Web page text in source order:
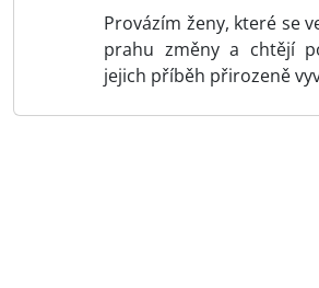
Provázím ženy, které se
prahu změny a chtějí
jejich příběh přirozeně